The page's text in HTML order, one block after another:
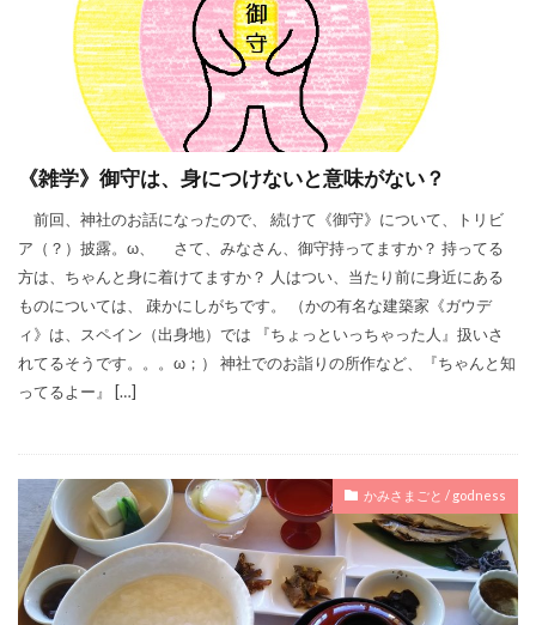
《雑学》御守は、身につけないと意味がない？
前回、神社のお話になったので、 続けて《御守》について、トリビ
ア（？）披露。ω、 さて、みなさん、御守持ってますか？ 持ってる
方は、ちゃんと身に着けてますか？ 人はつい、当たり前に身近にある
ものについては、 疎かにしがちです。 （かの有名な建築家《ガウデ
ィ》は、スペイン（出身地）では 『ちょっといっちゃった人』扱いさ
れてるそうです。。。ω；） 神社でのお詣りの所作など、『ちゃんと知
ってるよー』 […]
かみさまごと / godness